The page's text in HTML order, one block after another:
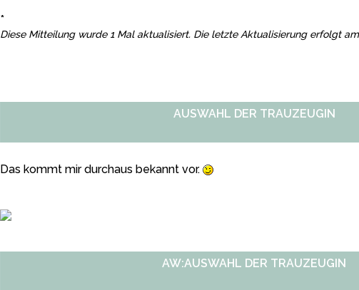
*
Diese Mitteilung wurde 1 Mal aktualisiert. Die letzte Aktualisierung erfolgt
AUSWAHL DER TRAUZEUGIN
Das kommt mir durchaus bekannt vor.
AW:AUSWAHL DER TRAUZEUGIN